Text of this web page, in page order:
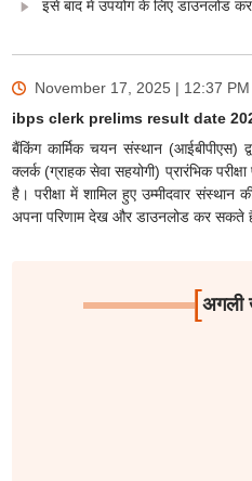
इसे बाद में उपयोग के लिए डाउनलोड
November 17, 2025 | 12:37 PM
ibps clerk prelims result date
बैंकिंग कार्मिक चयन संस्थान (आईबीपीएस)
क्लर्क (ग्राहक सेवा सहयोगी) प्रारंभिक
है। परीक्षा में शामिल हुए उम्मीदवार
अपना परिणाम देख और डाउनलोड कर सकते
[अगली